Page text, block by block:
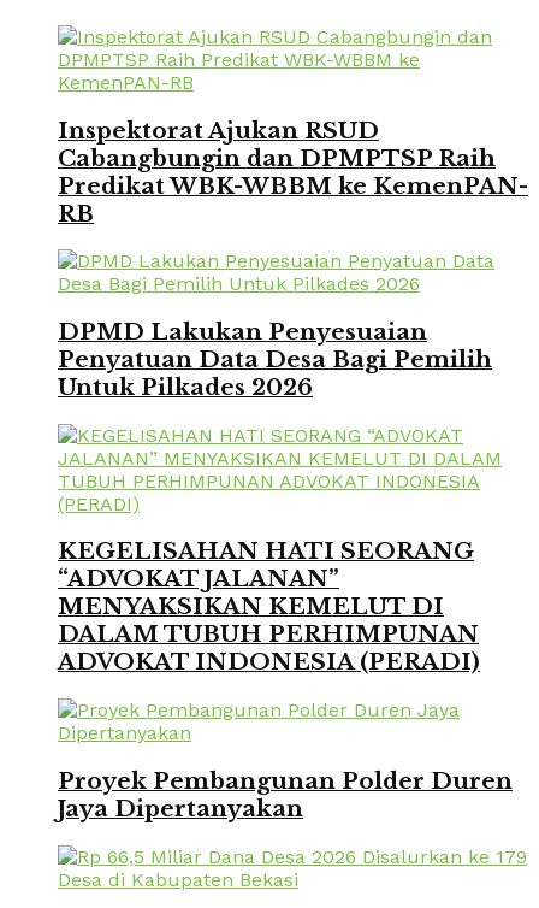
Inspektorat Ajukan RSUD
Cabangbungin dan DPMPTSP Raih
Predikat WBK-WBBM ke KemenPAN-
RB
DPMD Lakukan Penyesuaian
Penyatuan Data Desa Bagi Pemilih
Untuk Pilkades 2026
KEGELISAHAN HATI SEORANG
“ADVOKAT JALANAN”
MENYAKSIKAN KEMELUT DI
DALAM TUBUH PERHIMPUNAN
ADVOKAT INDONESIA (PERADI)
Proyek Pembangunan Polder Duren
Jaya Dipertanyakan